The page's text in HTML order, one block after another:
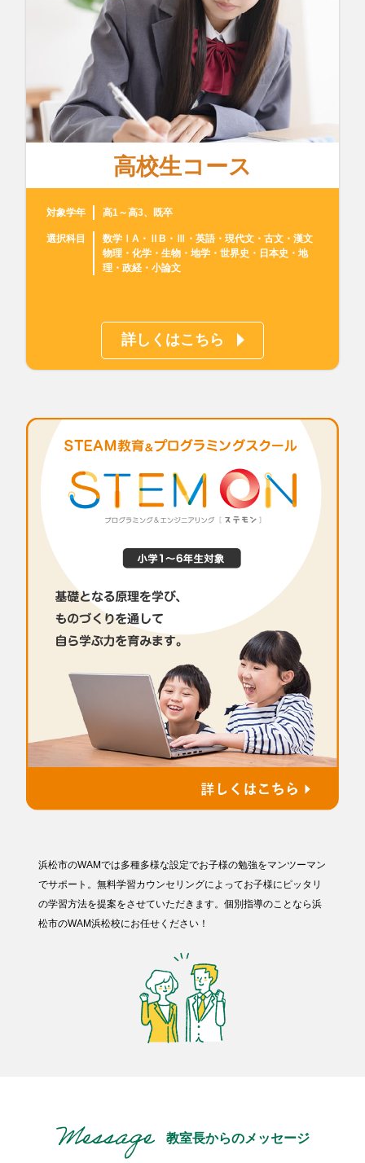
高校生コース
対象学年 高1～高3、既卒
選択科目
数学ⅠA・ⅡB・Ⅲ・英語・現代文・古文・漢文
物理・化学・生物・地学・世界史・日本史・地
理・政経・小論文
詳しくはこちら
浜松市のWAMでは多種多様な設定でお子様の勉強をマンツーマン
でサポート。無料学習カウンセリングによってお子様にピッタリ
の学習方法を提案をさせていただきます。個別指導のことなら浜
松市のWAM浜松校にお任せください！
教室長からのメッセージ